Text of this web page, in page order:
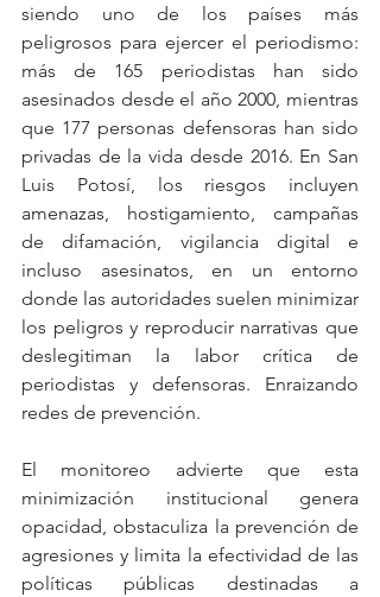
siendo uno de los países más
peligrosos para ejercer el periodismo:
más de 165 periodistas han sido
asesinados desde el año 2000, mientras
que 177 personas defensoras han sido
privadas de la vida desde 2016. En San
Luis Potosí, los riesgos incluyen
amenazas, hostigamiento, campañas
de difamación, vigilancia digital e
incluso asesinatos, en un entorno
donde las autoridades suelen minimizar
los peligros y reproducir narrativas que
deslegitiman la labor crítica de
periodistas y defensoras. Enraizando
redes de prevención.
El monitoreo advierte que esta
minimización institucional genera
opacidad, obstaculiza la prevención de
agresiones y limita la efectividad de las
políticas públicas destinadas a